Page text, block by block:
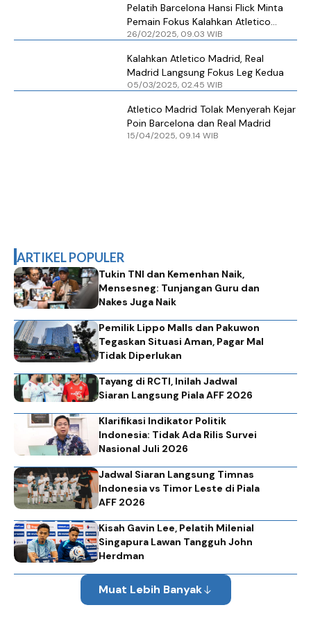
Pelatih Barcelona Hansi Flick Minta
Pemain Fokus Kalahkan Atletico
Madrid di Leg Kedua
26/02/2025, 09.03 WIB
Kalahkan Atletico Madrid, Real
Madrid Langsung Fokus Leg Kedua
05/03/2025, 02.45 WIB
Atletico Madrid Tolak Menyerah Kejar
Poin Barcelona dan Real Madrid
15/04/2025, 09.14 WIB
ARTIKEL POPULER
Tukin TNI dan Kemenhan Naik,
Mensesneg: Tunjangan Guru dan
Nakes Juga Naik
Pemilik Lippo Malls dan Pakuwon
Tegaskan Situasi Aman, Pagar Mal
Tidak Diperlukan
Tayang di RCTI, Inilah Jadwal
Siaran Langsung Piala AFF 2026
Klarifikasi Indikator Politik
Indonesia: Tidak Ada Rilis Survei
Nasional Juli 2026
Jadwal Siaran Langsung Timnas
Indonesia vs Timor Leste di Piala
AFF 2026
Kisah Gavin Lee, Pelatih Milenial
Singapura Lawan Tangguh John
Herdman
Muat Lebih Banyak